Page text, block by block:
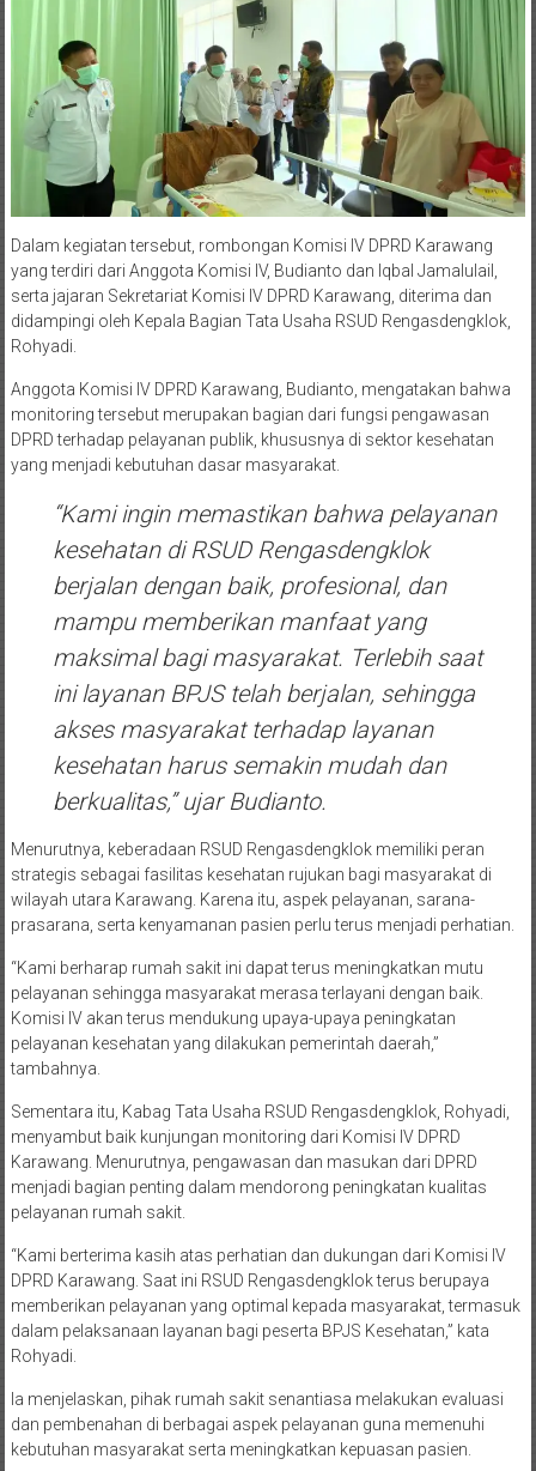
Dalam kegiatan tersebut, rombongan Komisi IV DPRD Karawang
yang terdiri dari Anggota Komisi IV, Budianto dan Iqbal Jamalulail,
serta jajaran Sekretariat Komisi IV DPRD Karawang, diterima dan
didampingi oleh Kepala Bagian Tata Usaha RSUD Rengasdengklok,
Rohyadi.
Anggota Komisi IV DPRD Karawang, Budianto, mengatakan bahwa
monitoring tersebut merupakan bagian dari fungsi pengawasan
DPRD terhadap pelayanan publik, khususnya di sektor kesehatan
yang menjadi kebutuhan dasar masyarakat.
“Kami ingin memastikan bahwa pelayanan
kesehatan di RSUD Rengasdengklok
berjalan dengan baik, profesional, dan
mampu memberikan manfaat yang
maksimal bagi masyarakat. Terlebih saat
ini layanan BPJS telah berjalan, sehingga
akses masyarakat terhadap layanan
kesehatan harus semakin mudah dan
berkualitas,” ujar Budianto.
Menurutnya, keberadaan RSUD Rengasdengklok memiliki peran
strategis sebagai fasilitas kesehatan rujukan bagi masyarakat di
wilayah utara Karawang. Karena itu, aspek pelayanan, sarana-
prasarana, serta kenyamanan pasien perlu terus menjadi perhatian.
“Kami berharap rumah sakit ini dapat terus meningkatkan mutu
pelayanan sehingga masyarakat merasa terlayani dengan baik.
Komisi IV akan terus mendukung upaya-upaya peningkatan
pelayanan kesehatan yang dilakukan pemerintah daerah,”
tambahnya.
Sementara itu, Kabag Tata Usaha RSUD Rengasdengklok, Rohyadi,
menyambut baik kunjungan monitoring dari Komisi IV DPRD
Karawang. Menurutnya, pengawasan dan masukan dari DPRD
menjadi bagian penting dalam mendorong peningkatan kualitas
pelayanan rumah sakit.
“Kami berterima kasih atas perhatian dan dukungan dari Komisi IV
DPRD Karawang. Saat ini RSUD Rengasdengklok terus berupaya
memberikan pelayanan yang optimal kepada masyarakat, termasuk
dalam pelaksanaan layanan bagi peserta BPJS Kesehatan,” kata
Rohyadi.
Ia menjelaskan, pihak rumah sakit senantiasa melakukan evaluasi
dan pembenahan di berbagai aspek pelayanan guna memenuhi
kebutuhan masyarakat serta meningkatkan kepuasan pasien.